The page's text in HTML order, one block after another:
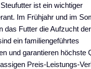
ist ein wichtiger
Im Frühjahr und im
das Futter die Aufzucht
ein familiengeführtes
und garantieren höchste
Preis-Leistungs-